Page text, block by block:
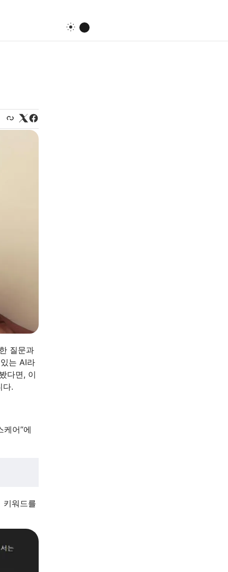
질문과
는 AI라
다면, 이
다.
어”에
키워드를